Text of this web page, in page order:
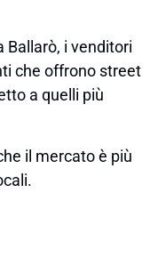
Ballarò, i venditori
che offrono street
a quelli più
il mercato è più